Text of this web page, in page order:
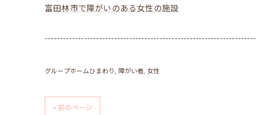
富田林市で障がいのある女性の施設
----------------------------------------------------------------------
グループホームひまわり 障がい者 女性
< 前のページ